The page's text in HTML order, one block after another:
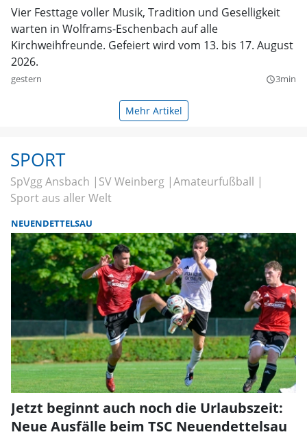
Vier Festtage voller Musik, Tradition und Geselligkeit
warten in Wolframs-Eschenbach auf alle
Kirchweihfreunde. Gefeiert wird vom 13. bis 17. August
2026.
gestern query_builder3min
Mehr Artikel
SPORT
SpVgg Ansbach SV Weinberg Amateurfußball
Sport aus aller Welt
NEUENDETTELSAU
Jetzt beginnt auch noch die Urlaubszeit:
Neue Ausfälle beim TSC Neuendettelsau